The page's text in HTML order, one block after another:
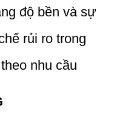
độ bền và sự
rủi ro trong
nhu cầu